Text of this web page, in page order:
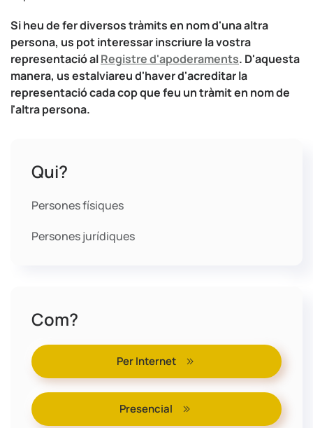
Si heu de fer diversos tràmits en nom d'una altra
persona, us pot interessar inscriure la vostra
representació alRegistre d'apoderaments. D'aquesta
manera, us estalviareu d'haver d'acreditar la
representació cada cop que feu un tràmit en nom de
l'altra persona.
Qui?
Persones físiques
Persones jurídiques
Com?
Per Internet
Presencial